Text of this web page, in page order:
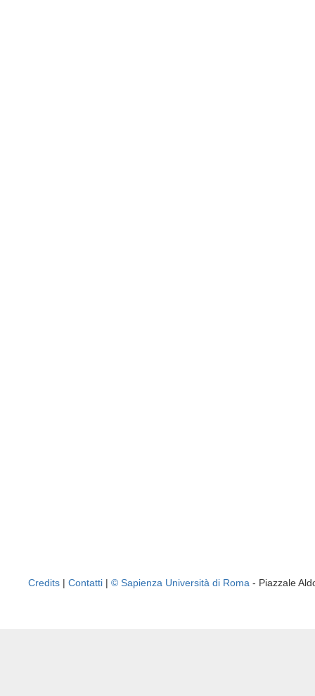
Credits | Contatti | © Sapienza Università di Roma - Piazzale